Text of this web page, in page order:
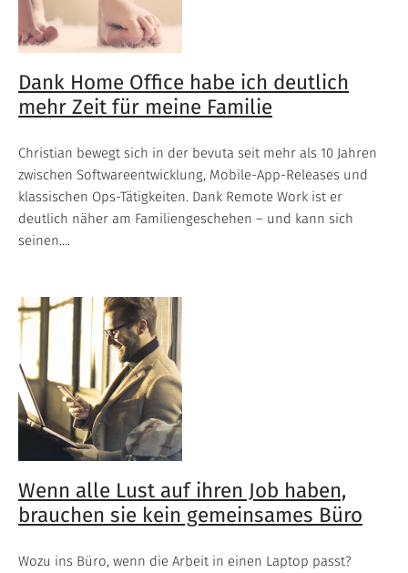
Dank Home Office habe ich deutlich
mehr Zeit für meine Familie
Christian bewegt sich in der bevuta seit mehr als 10 Jahren
zwischen Softwareentwicklung, Mobile-App-Releases und
klassischen Ops-Tätigkeiten. Dank Remote Work ist er
deutlich näher am Familiengeschehen – und kann sich
seinen....
Wenn alle Lust auf ihren Job haben,
brauchen sie kein gemeinsames Büro
Wozu ins Büro, wenn die Arbeit in einen Laptop passt?